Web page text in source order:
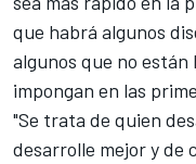
que habrá algunos
algunos que no
impongan en las
"Se trata de quien
desarrolle mejor y de